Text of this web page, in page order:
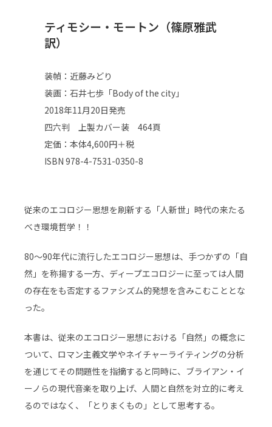
ティモシー・モートン（篠原雅武
訳）
装幀：近藤みどり
装画：石井七歩「Body of the city」
2018年11月20日発売
四六判 上製カバー装 464頁
定価：本体4,600円＋税
ISBN 978-4-7531-0350-8
従来のエコロジー思想を刷新する「人新世」時代の来たる
べき環境哲学！！
80～90年代に流行したエコロジー思想は、手つかずの「自
然」を称揚する一方、ディープエコロジーに至っては人間
の存在をも否定するファシズム的発想を含みこむこととな
った。
本書は、従来のエコロジー思想における「自然」の概念に
ついて、ロマン主義文学やネイチャーライティングの分析
を通じてその問題性を指摘すると同時に、ブライアン・イ
ーノらの現代音楽を取り上げ、人間と自然を対立的に考え
るのではなく、「とりまくもの」として思考する。